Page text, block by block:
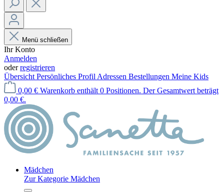
Menü schließen
Ihr Konto
Anmelden
oderregistrieren
Übersicht Persönliches Profil Adressen Bestellungen Meine Kids
0,00 € Warenkorb enthält 0 Positionen. Der Gesamtwert beträgt
0,00 €.
Mädchen
Zur Kategorie Mädchen